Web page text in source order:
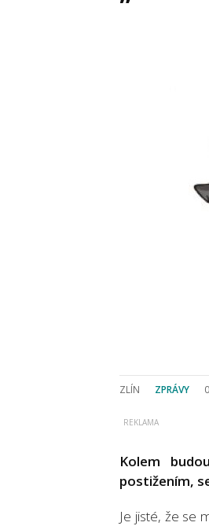
ZLÍN ZPRÁVY
Kolem
postižením,
Je jisté, že se